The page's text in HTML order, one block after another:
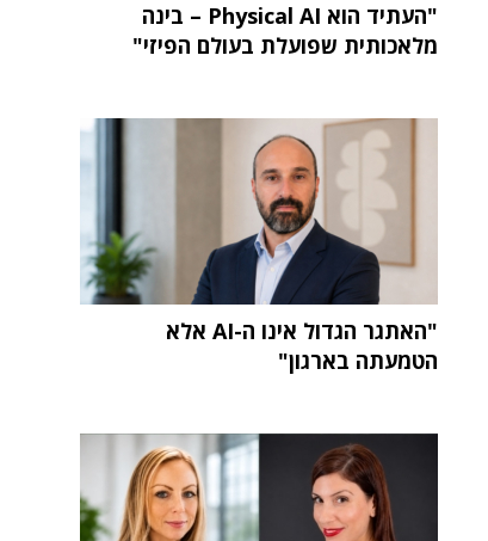
"העתיד הוא Physical AI – בינה
מלאכותית שפועלת בעולם הפיזי"
"האתגר הגדול אינו ה-AI אלא
הטמעתה בארגון"